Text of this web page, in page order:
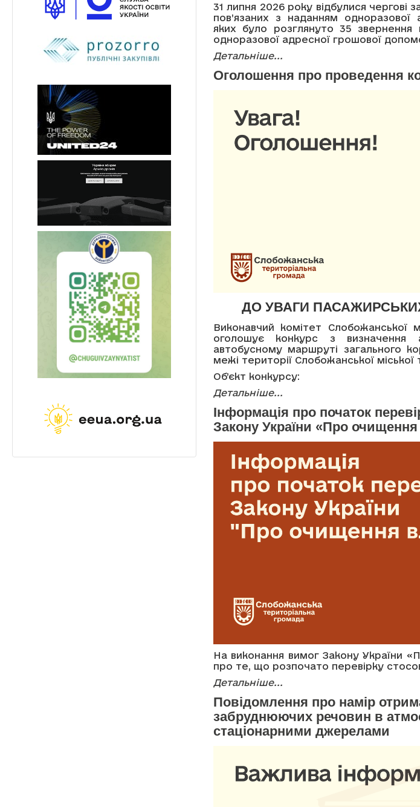
31 липня 2026 року відбулися чергові
пов’язаних з наданням
яких було розглянуто 35
одноразової адресної грошової
Детальніше...
Оголошення про проведення
ДО УВАГИ
Виконавчий комітет Слобожанської
оголошує конкурс з визначення
автобусному маршруті загального
межі території Слобожанської
Об’єкт конкурсу:
Детальніше...
Інформація про початок
Закону України «Про
На виконання вимог Закону України
про те, що розпочато перевірку
Детальніше...
Повідомлення про намір
забруднюючих речовин в
стаціонарними джерелами